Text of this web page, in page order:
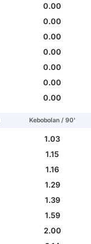
0.00
0.00
0.00
0.00
0.00
0.00
0.00
Kebobolan / 90'
1.03
1.15
1.16
1.29
1.39
1.59
2.00